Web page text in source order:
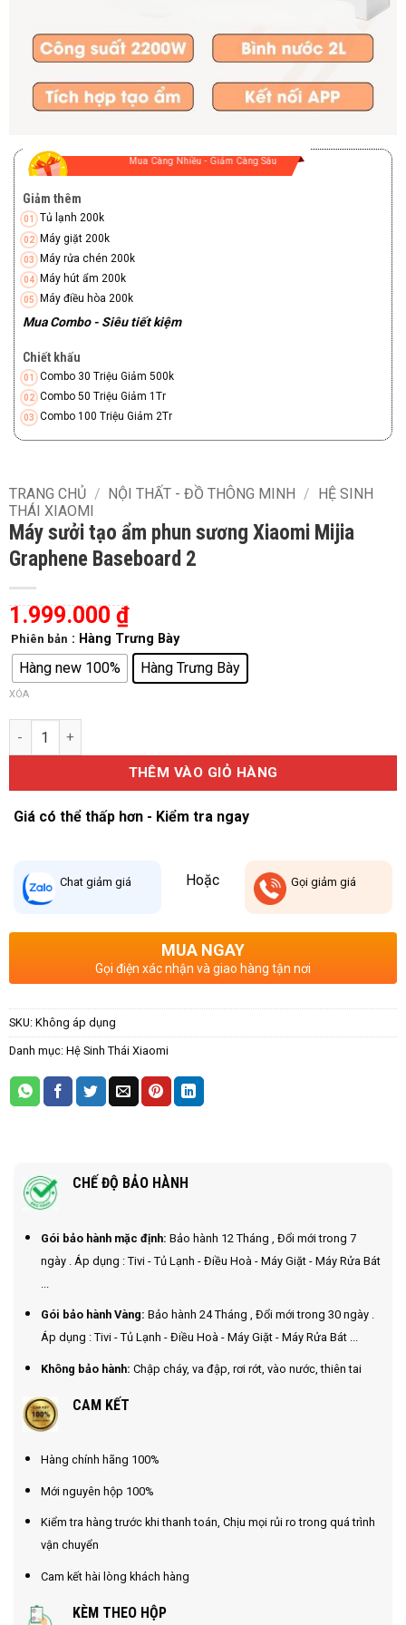
Mua Càng Nhiều - Giảm Càng Sâu
Giảm thêm
Tủ lạnh 200k
Máy giặt 200k
Máy rửa chén 200k
Máy hút ẩm 200k
Máy điều hòa 200k
Mua Combo - Siêu tiết kiệm
Chiết khấu
Combo 30 Triệu Giảm 500k
Combo 50 Triệu Giảm 1Tr
Combo 100 Triệu Giảm 2Tr
TRANG CHỦ / NỘI THẤT - ĐỒ THÔNG MINH /
HỆ SINH
THÁI XIAOMI
Máy sưởi tạo ẩm phun sương Xiaomi Mijia
Graphene Baseboard 2
1.999.000 ₫
Phiên bản : Hàng Trưng Bày
Hàng new 100% Hàng Trưng Bày
XÓA
Máy sưởi tạo ẩm phun sương Xiaomi Mijia Graphene
THÊM VÀO GIỎ HÀNG
Giá có thể thấp hơn - Kiểm tra ngay
Chat giảm giá Hoặc Gọigiảm giá
MUA NGAY
Gọi điện xác nhận và giao hàng tận nơi
SKU: Không áp dụng
Danh mục: Hệ Sinh Thái Xiaomi
CHẾ ĐỘ BẢO HÀNH
Gói bảo hành mặc định: Bảo hành 12 Tháng , Đổi mới trong 7
ngày . Áp dụng : Tivi - Tủ Lạnh - Điều Hoà - Máy Giặt - Máy Rửa Bát
Gói bảo hành Vàng: Bảo hành 24 Tháng , Đổi mới trong 30 ngày .
Áp dụng : Tivi - Tủ Lạnh - Điều Hoà - Máy Giặt - Máy Rửa Bát ...
Không bảo hành: Chập cháy, va đập, rơi rớt, vào nước, thiên tai
CAM KẾT
Hàng chính hãng 100%
Mới nguyên hộp 100%
Kiểm tra hàng trước khi thanh toán, Chịu mọi rủi ro trong quá trình
vận chuyển
Cam kết hài lòng khách hàng
KÈM THEO HỘP